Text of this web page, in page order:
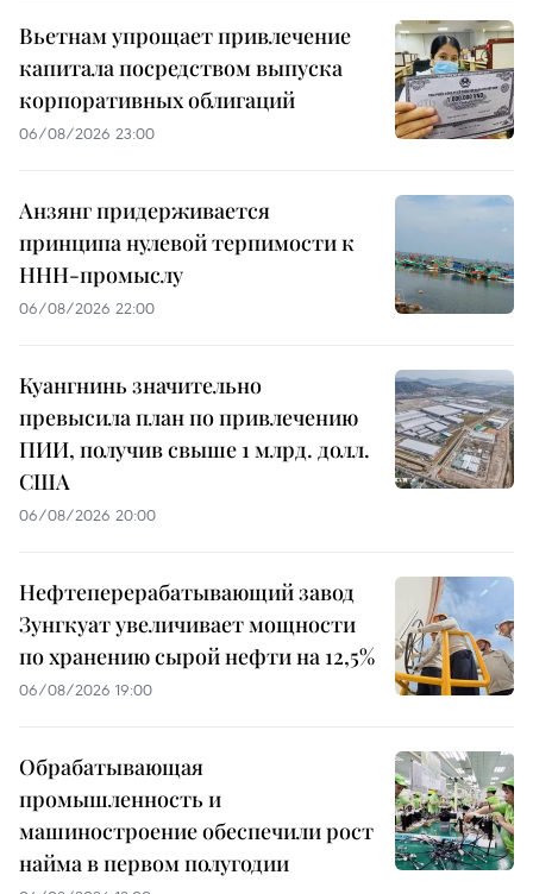
Вьетнам упрощает привлечение
капитала посредством выпуска
корпоративных облигаций
06/08/2026 23:00
Анзянг придерживается
принципа нулевой терпимости к
ННН-промыслу
06/08/2026 22:00
Куангнинь значительно
превысила план по привлечению
ПИИ, получив свыше 1 млрд. долл.
США
06/08/2026 20:00
Нефтеперерабатывающий завод
Зунгкуат увеличивает мощности
по хранению сырой нефти на 12,5%
06/08/2026 19:00
Обрабатывающая
промышленность и
машиностроение обеспечили рост
найма в первом полугодии